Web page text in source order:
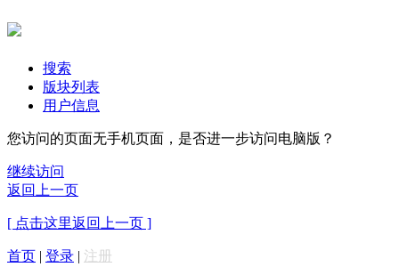
搜索
版块列表
用户信息
您访问的页面无手机页面，是否进一步访问电脑版？
继续访问
返回上一页
[ 点击这里返回上一页 ]
首页 | 登录 | 注册